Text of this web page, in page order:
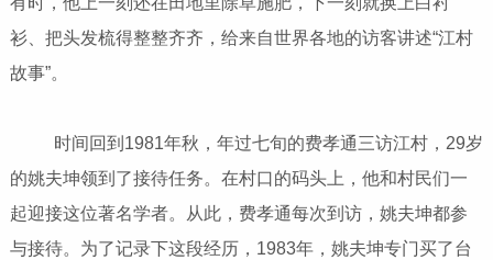
衫、把头发梳得整整齐齐，给来自世界各地的访客讲述“江村
故事”。
时间回到1981年秋，年过七旬的费孝通三访江村，29岁
的姚夫坤领到了接待任务。在村口的码头上，他和村民们一
起迎接这位著名学者。从此，费孝通每次到访，姚夫坤都参
与接待。为了记录下这段经历，1983年，姚夫坤专门买了台